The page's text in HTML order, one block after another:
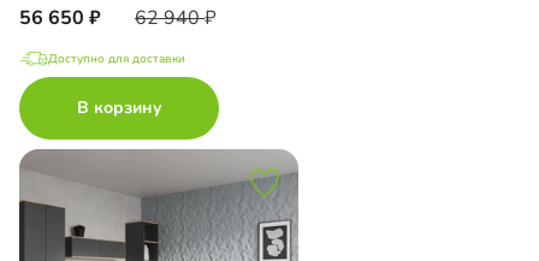
56 650 62 940
Доступно для доставки
В корзину